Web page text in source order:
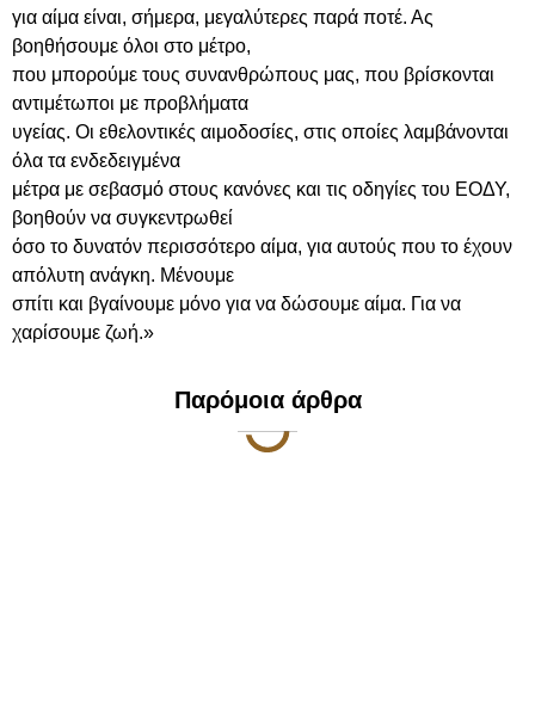
για αίμα είναι, σήμερα, μεγαλύτερες παρά ποτέ. Ας
βοηθήσουμε όλοι στο μέτρο,
που μπορούμε τους συνανθρώπους μας, που βρίσκονται
αντιμέτωποι με προβλήματα
υγείας. Οι εθελοντικές αιμοδοσίες, στις οποίες λαμβάνονται
όλα τα ενδεδειγμένα
μέτρα με σεβασμό στους κανόνες και τις οδηγίες του ΕΟΔΥ,
βοηθούν να συγκεντρωθεί
όσο το δυνατόν περισσότερο αίμα, για αυτούς που το έχουν
απόλυτη ανάγκη. Μένουμε
σπίτι και βγαίνουμε μόνο για να δώσουμε αίμα. Για να
χαρίσουμε ζωή.»
Παρόμοια άρθρα